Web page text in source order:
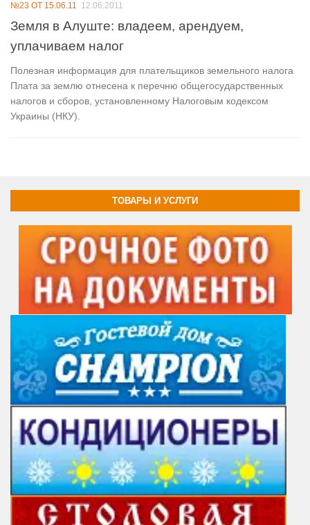
№23 ОТ 15.06.11 12.06.2011
Земля в Алуште: владеем, арендуем,
уплачиваем налог
Полезная информация для плательщиков земельного налога
Плата за землю отнесена к перечню общегосударственных
налогов и сборов, установленному Налоговым кодексом
Украины (НКУ).
ТОВАРЫ И УСЛУГИ